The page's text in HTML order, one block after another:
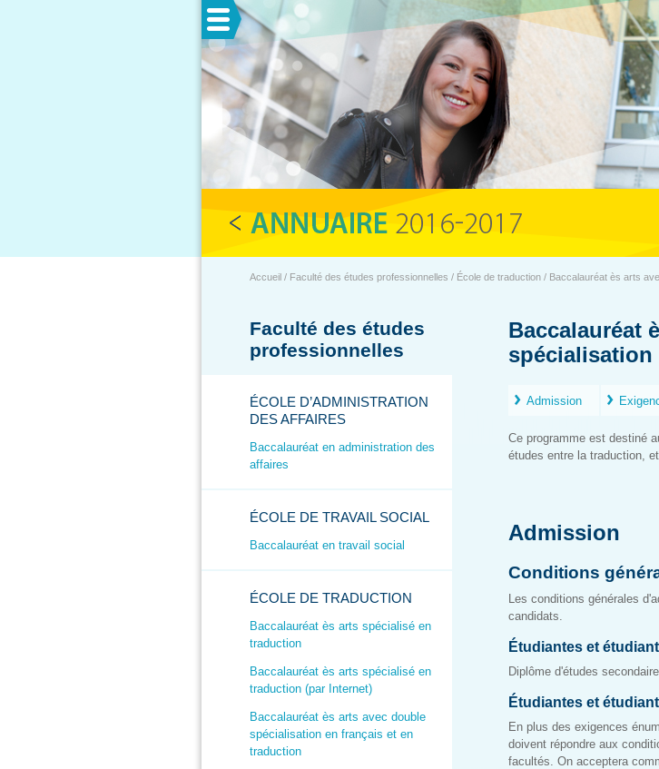
Menu
Accueil / Faculté des études professionnelles / École de traduction / Baccalauréat ès arts
Faculté des études
professionnelles
ÉCOLE D’ADMINISTRATION
DES AFFAIRES
Baccalauréat en administration des
affaires
ÉCOLE DE TRAVAIL SOCIAL
Baccalauréat en travail social
ÉCOLE DE TRADUCTION
Baccalauréat ès arts spécialisé en
traduction
Baccalauréat ès arts spécialisé en
traduction (par Internet)
Baccalauréat ès arts avec double
spécialisation en français et en
traduction
Baccalauréat
spécialisation
Admission
Ce programme est destiné
études entre la traduction,
Admission
Conditions
Les conditions générales
candidats.
Étudiantes et
Diplôme d'études
Étudiantes et
En plus des exigences
doivent répondre aux
facultés. On acceptera